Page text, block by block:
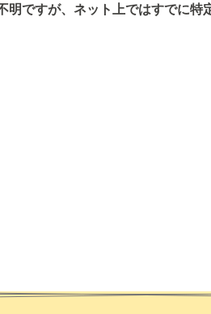
明ですが、ネット上ではすでに特